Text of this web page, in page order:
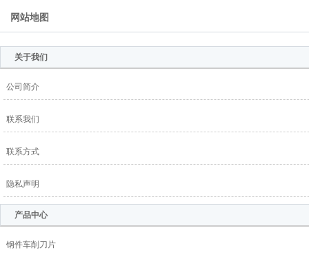
网站地图
关于我们
公司简介
联系我们
联系方式
隐私声明
产品中心
钢件车削刀片